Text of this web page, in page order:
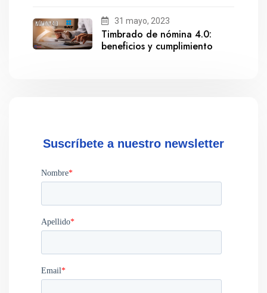
31 mayo, 2023
Timbrado de nómina 4.0:
beneficios y cumplimiento
Suscríbete a nuestro newsletter